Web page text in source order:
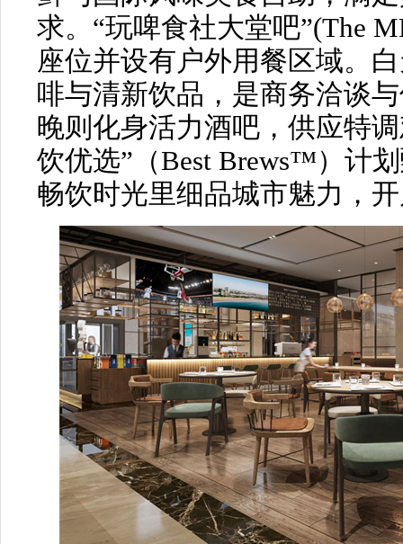
求。“玩啤食社大堂吧”(The
座位并设有户外用餐区域。
啡与清新饮品，是商务洽谈
晚则化身活力酒吧，供应特
饮优选”（Best Brews™）计
畅饮时光里细品城市魅力，